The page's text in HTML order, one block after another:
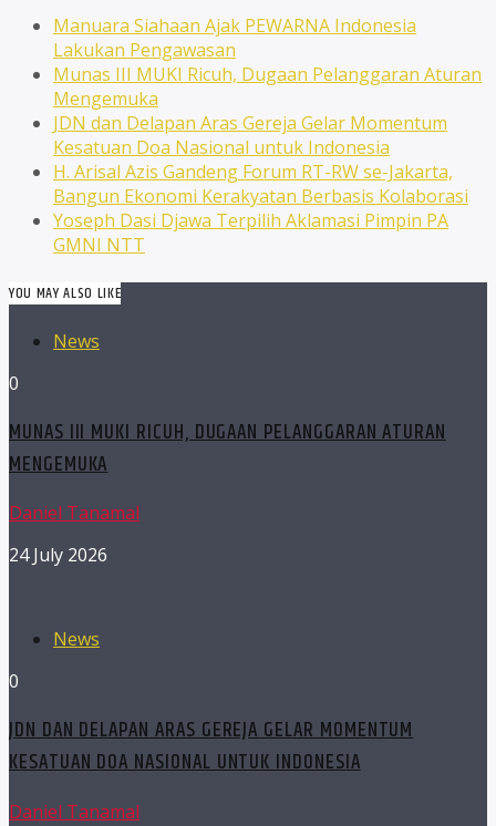
Manuara Siahaan Ajak PEWARNA Indonesia
Lakukan Pengawasan
Munas III MUKI Ricuh, Dugaan Pelanggaran Aturan
Mengemuka
JDN dan Delapan Aras Gereja Gelar Momentum
Kesatuan Doa Nasional untuk Indonesia
H. Arisal Azis Gandeng Forum RT-RW se-Jakarta,
Bangun Ekonomi Kerakyatan Berbasis Kolaborasi
Yoseph Dasi Djawa Terpilih Aklamasi Pimpin PA
GMNI NTT
YOU MAY ALSO LIKE
News
0
MUNAS III MUKI RICUH, DUGAAN PELANGGARAN ATURAN
MENGEMUKA
Daniel Tanamal
24 July 2026
News
0
JDN DAN DELAPAN ARAS GEREJA GELAR MOMENTUM
KESATUAN DOA NASIONAL UNTUK INDONESIA
Daniel Tanamal